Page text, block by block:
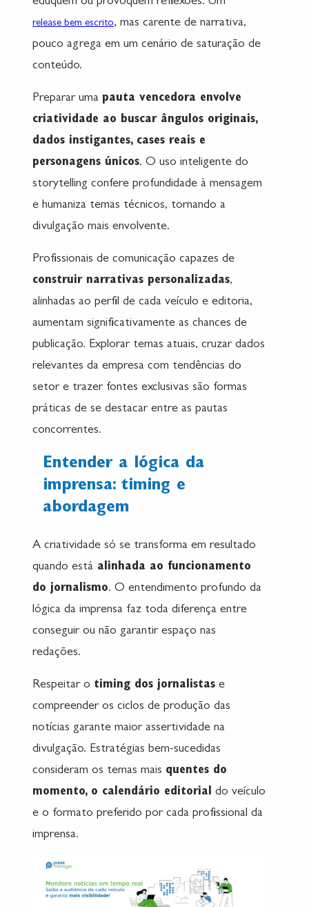
release bem escrito, mas carente de narrativa,
pouco agrega em um cenário de saturação de
conteúdo.
Preparar uma pauta vencedora envolve
criatividade ao buscar ângulos originais,
dados instigantes, cases reais e
personagens únicos. O uso inteligente do
storytelling confere profundidade à mensagem
e humaniza temas técnicos, tornando a
divulgação mais envolvente.
Profissionais de comunicação capazes de
construir narrativas personalizadas,
alinhadas ao perfil de cada veículo e editoria,
aumentam significativamente as chances de
publicação. Explorar temas atuais, cruzar dados
relevantes da empresa com tendências do
setor e trazer fontes exclusivas são formas
práticas de se destacar entre as pautas
concorrentes.
Entender a lógica da
imprensa: timing e
abordagem
A criatividade só se transforma em resultado
quando está alinhada ao funcionamento
do jornalismo. O entendimento profundo da
lógica da imprensa faz toda diferença entre
conseguir ou não garantir espaço nas
redações.
Respeitar o timing dos jornalistas e
compreender os ciclos de produção das
notícias garante maior assertividade na
divulgação. Estratégias bem-sucedidas
consideram os temas mais quentes do
momento, o calendário editorial do veículo
e o formato preferido por cada profissional da
imprensa.